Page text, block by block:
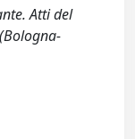
Atti del